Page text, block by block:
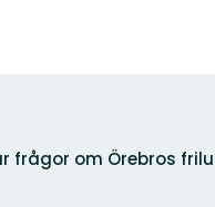
frågor om Örebros